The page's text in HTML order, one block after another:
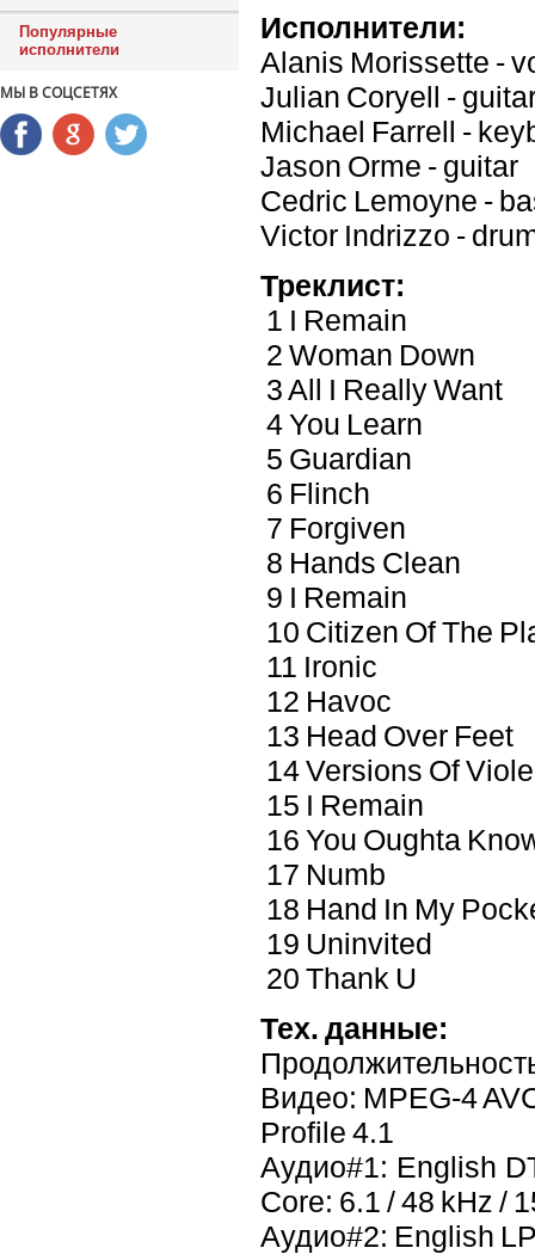
Популярные
исполнители
МЫ В СОЦСЕТЯХ
Исполнители:
Alanis Morissette -
Julian Coryell -
Michael Farrell -
Jason Orme - guitar
Cedric Lemoyne -
Victor Indrizzo -
Треклист:
1 I Remain
2 Woman Down
3 All I Really Want
4 You Learn
5 Guardian
6 Flinch
7 Forgiven
8 Hands Clean
9 I Remain
10 Citizen Of The
11 Ironic
12 Havoc
13 Head Over Feet
14 Versions Of
15 I Remain
16 You Oughta
17 Numb
18 Hand In My
19 Uninvited
20 Thank U
Тех. данные:
Видео: MPEG-4
Profile 4.1
Аудио#1: English
Core: 6.1 / 48 kHz /
Аудио#2: English